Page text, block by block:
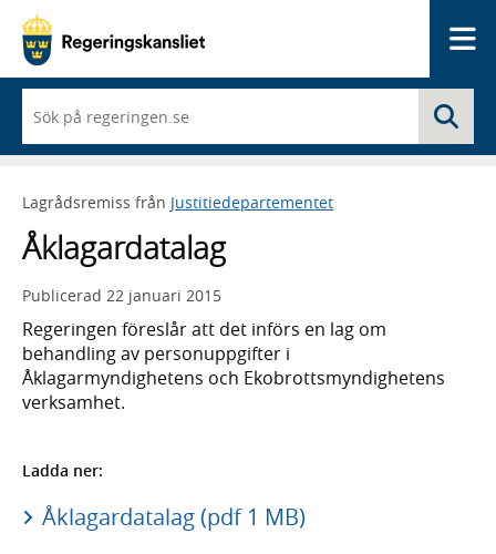
du
börjar
skriva
framträder
en
lista
med
sökförslag
Lagrådsremiss från Justitiedepartementet
Åklagardatalag
Publicerad 22 januari 2015
Regeringen föreslår att det införs en lag om
behandling av personuppgifter i
Åklagarmyndighetens och Ekobrottsmyndighetens
verksamhet.
Ladda ner:
Åklagardatalag (pdf 1 MB)